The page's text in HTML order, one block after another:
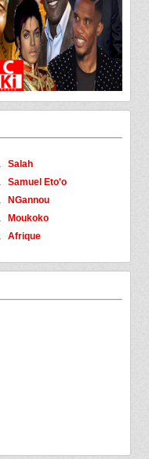
Salah
Samuel Eto'o
NGannou
Moukoko
Afrique